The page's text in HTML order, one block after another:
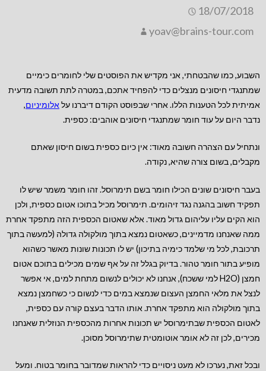
18/07/2018
yoav@brains-tour.com
השבוע, כמו שהבטחתי, אני מקדיש את הפוסטים שלי לחומרים כימיים
שמתנגדי חיסונים מנצלים כדי להפחיד אתכם, במטרה לתת תשובה מדעית
אמיתית לכל הטענות הללו. אחרי שבפוסט הקודם דיברנו על אלומיניום,
נדבר היום על עוד חומר שמתנגדי חיסונים אוהבים: כספית.
ונתחיל עם הצהרה חשובה מאוד: אין כיום כספית בשום חיסון שאתם
מקבלים, בשום צורה שהיא, נקודה.
בעבר חיסונים שונים הכילו חומר בשם תימרוסל. זהו חומר משמר שיש לו
תפקיד חשוב בהגנה נגד זיהומים. תימרוסל מכיל בתוכו אטום כספית, ולכן
הוא הקים עליו עליהום גדול מאוד. אלא שאטום הכספית הזה מתפקד אחרת
ממה שאנחנו מדמיינים, כשאטום נמצא בתוך מולקולה גדולה (למעשה בתוך
תרכובת, לכל מי שלמד כימיה בתיכון) יש לו תכונות שונות מאשר כשהוא
מופיע בתור חומר טהור. בדיוק בגלל זה על אף שמים מכילים בתוכם אטום
חמצן (H2O למי ששכח), אנחנו לא יכולים לנשום מתחת למים, אי אפשר
לנצל את מלאי החמצן העצום שנמצא במים כדי לנשום כי כשחמצן נמצא
בתוך מולקולה הוא מתפקד אחרת. אותו הדבר בעצם קורה עם כספית,
לאטום הכספית שבתימרוסל יש תכונות אחרות מהכספית הנוזלית שאנחנו
מכירים, לכן זה לא אומר אוטומטית שתימרוסל מסוכן.
ובכל זאת, נערכו לא מעט ניסויים כדי להראות שמדובר בחומר בטוח. ומעל